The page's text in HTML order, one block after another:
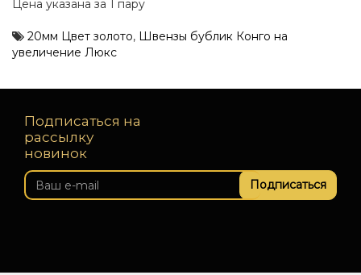
Цена указана за 1 пару
20мм Цвет золото, Швензы бублик Конго на
увеличение Люкс
Подписаться на
рассылку
новинок
Подписаться